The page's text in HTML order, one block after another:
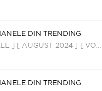
DIN TRENDING
[ COLAJ HITURI MANELE ] [ AUGUST 2024 ] [ VOL. 3 ]
DIN TRENDING